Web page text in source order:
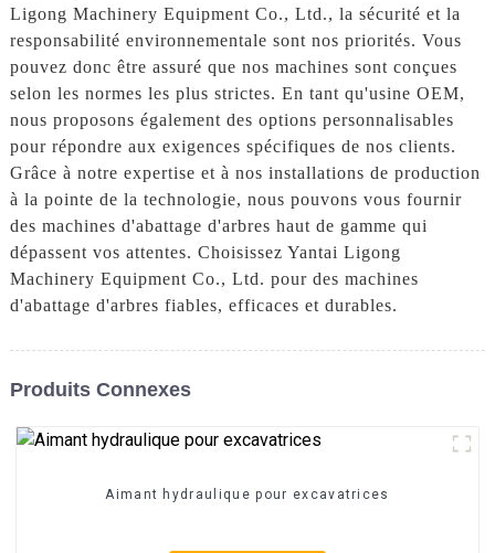
Ligong Machinery Equipment Co., Ltd., la sécurité et la
responsabilité environnementale sont nos priorités. Vous
pouvez donc être assuré que nos machines sont conçues
selon les normes les plus strictes. En tant qu'usine OEM,
nous proposons également des options personnalisables
pour répondre aux exigences spécifiques de nos clients.
Grâce à notre expertise et à nos installations de production
à la pointe de la technologie, nous pouvons vous fournir
des machines d'abattage d'arbres haut de gamme qui
dépassent vos attentes. Choisissez Yantai Ligong
Machinery Equipment Co., Ltd. pour des machines
d'abattage d'arbres fiables, efficaces et durables.
Produits Connexes
Aimant hydraulique pour excavatrices